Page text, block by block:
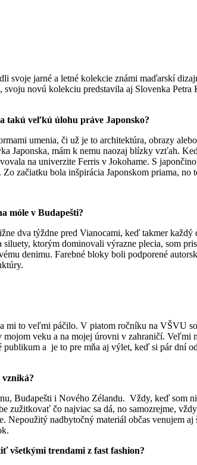
jarné a letné kolekcie známi maďarskí
novú kolekciu predstavila aj Slovenka
takú veľkú úlohu práve Japonsko?
umenia, či už je to architektúra, obrazy
Japonska, mám k nemu naozaj blízky vzťah.
na univerzite Ferris v Jokohame. S
začiatku bola inšpirácia Japonskom priama, no
móle v Budapešti?
dva týždne pred Vianocami, keď takmer
ktorým dominovali výrazne plecia, som
denimu. Farebné bloky boli podporené
mi to veľmi páčilo. V piatom ročníku na VŠVU
veku a na mojej úrovni v zahraničí. Veľmi
a je to pre mňa aj výlet, keď si pár dní
Budapešti i Nového Zélandu. Vždy, keď som
čo najviac sa dá, no samozrejme,
nadbytočný materiál občas venujem
všetkými trendami z fast fashion?